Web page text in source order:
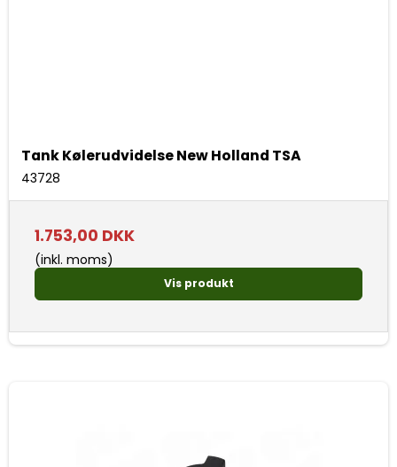
Tank Kølerudvidelse New Holland TSA
43728
1.753,00 DKK
(inkl. moms)
Vis produkt